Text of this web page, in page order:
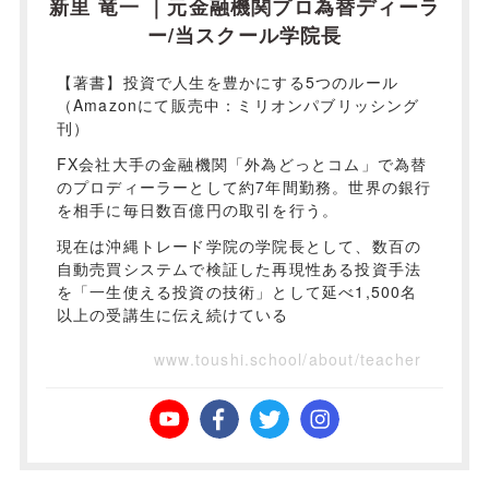
新里 竜一 ｜元金融機関プロ為替ディーラ
ー/当スクール学院長
【著書】投資で人生を豊かにする5つのルール
（Amazonにて販売中：ミリオンパブリッシング
刊）
FX会社大手の金融機関「外為どっとコム」で為替
のプロディーラーとして約7年間勤務。世界の銀行
を相手に毎日数百億円の取引を行う。
現在は沖縄トレード学院の学院長として、数百の
自動売買システムで検証した再現性ある投資手法
を「一生使える投資の技術」として延べ1,500名
以上の受講生に伝え続けている
www.toushi.school/about/teacher